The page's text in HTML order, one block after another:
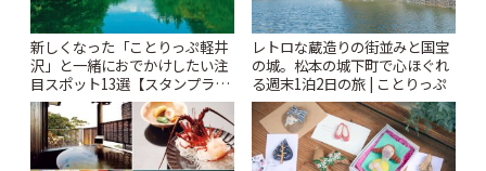
新しくなった「ことりっぷ軽井
沢」と一緒におでかけしたい注
目スポット13選【スタンプラリ
ー開催中】 | ことりっぷ
レトロな蔵造りの街並みと国宝
の城。松本の城下町で心ほぐれ
る週末1泊2日の旅 | ことりっぷ